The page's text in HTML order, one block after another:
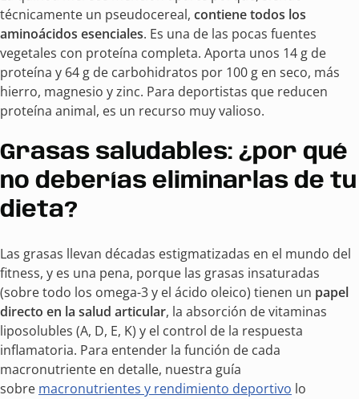
técnicamente un pseudocereal, contiene todos los
aminoácidos esenciales. Es una de las pocas fuentes
vegetales con proteína completa. Aporta unos 14 g de
proteína y 64 g de carbohidratos por 100 g en seco, más
hierro, magnesio y zinc. Para deportistas que reducen
proteína animal, es un recurso muy valioso.
Grasas saludables: ¿por qué
no deberías eliminarlas de tu
dieta?
Las grasas llevan décadas estigmatizadas en el mundo del
fitness, y es una pena, porque las grasas insaturadas
(sobre todo los omega-3 y el ácido oleico) tienen un papel
directo en la salud articular, la absorción de vitaminas
liposolubles (A, D, E, K) y el control de la respuesta
inflamatoria. Para entender la función de cada
macronutriente en detalle, nuestra guía
sobre macronutrientes y rendimiento deportivo lo